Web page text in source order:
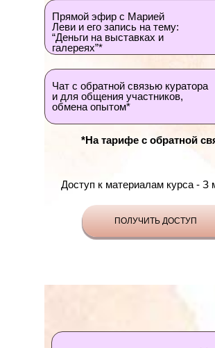
*На тарифе с обратной
Чат с обратной связью куратора
и для общения участников,
обмена опытом*
Доступ к материалам курса - З
ПОЛУЧИТЬ ДОСТУП
Прямой эфир с Марией
Леви и его запись на тему:
“Деньги на выставках и
галереях”*